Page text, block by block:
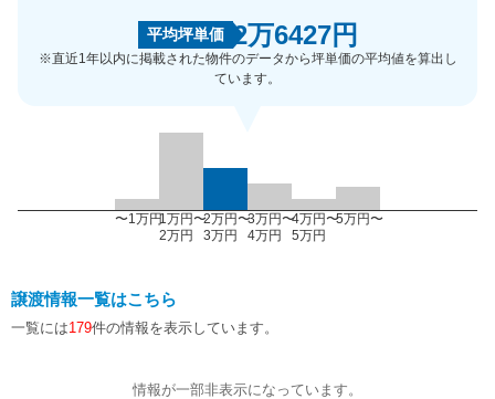
平均坪単価 2万6427円
※直近1年以内に掲載された物件のデータから坪単価の平均値を算出し
ています。
〜1万円1万円〜
2万円
2万円〜
3万円
3万円〜
4万円
4万円〜
5万円
5万円〜
譲渡情報一覧はこちら
一覧には179件の情報を表示しています。
情報が一部非表示になっています。